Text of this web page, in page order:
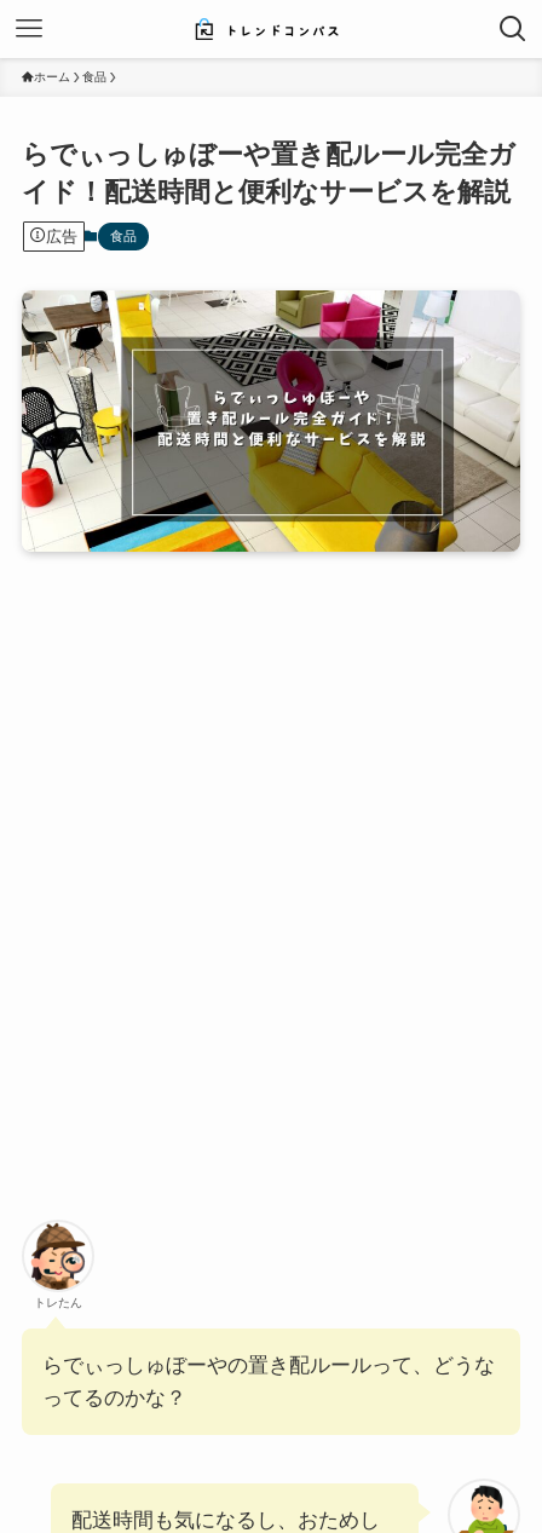
ホーム 食品
らでぃっしゅぼーや置き配ルール完全ガ
イド！配送時間と便利なサービスを解説
広告 食品
トレたん
らでぃっしゅぼーやの置き配ルールって、どうな
ってるのかな？
配送時間も気になるし、おためし